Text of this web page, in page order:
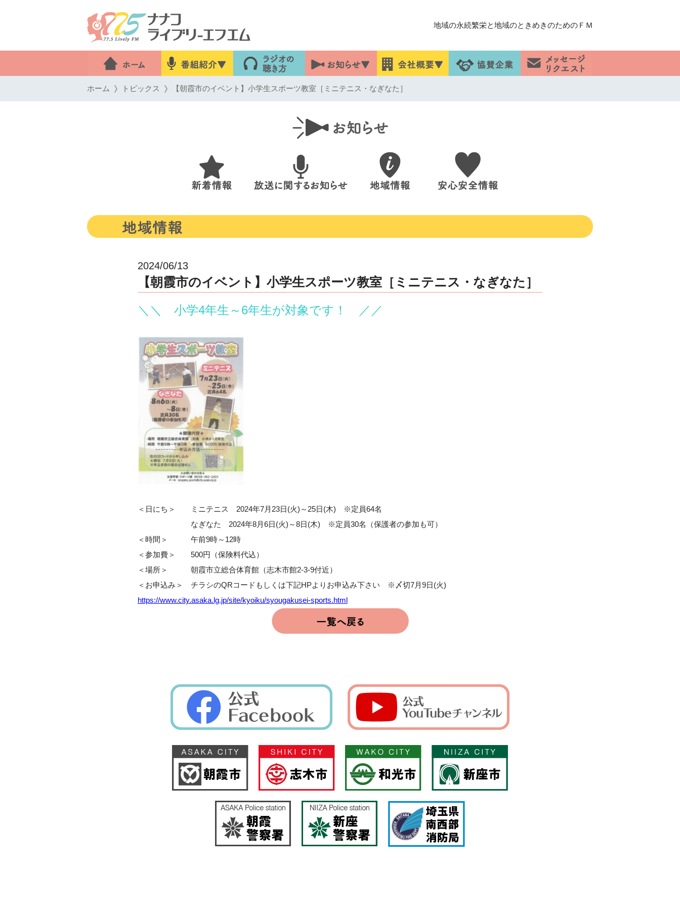
地域の永続繁栄と地域のときめきのためのＦＭ
ホーム トピックス 【朝霞市のイベント】小学生スポーツ教室［ミニテニス・なぎなた］
2024/06/13
【朝霞市のイベント】小学生スポーツ教室［ミニテニス・なぎなた］
＼＼ 小学4年生～6年生が対象です！ ／／
＜日にち＞ ミニテニス 2024年7月23日(火)～25日(木) ※定員64名
なぎなた 2024年8月6日(火)～8日(木) ※定員30名（保護者の参加も可）
＜時間＞ 午前9時～12時
＜参加費＞ 500円（保険料代込）
＜場所＞ 朝霞市立総合体育館（志木市館2-3-9付近）
＜お申込み＞ チラシのQRコードもしくは下記HPよりお申込み下さい ※〆切7月9日(火)
https://www.city.asaka.lg.jp/site/kyoiku/syougakusei-sports.html